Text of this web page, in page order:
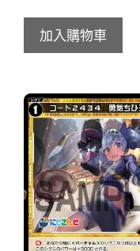
加入購物車